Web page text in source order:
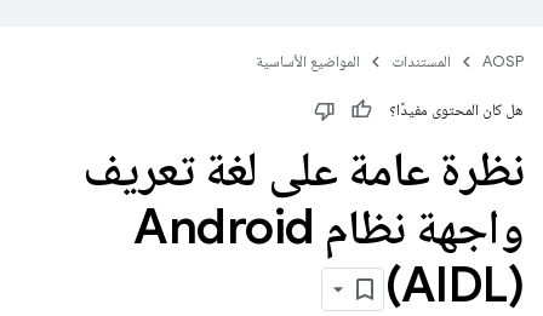
AOSP المستندات المواضيع الأساسية
هل كان المحتوى مفيدًا؟
نظرة عامة على لغة تعريف
واجهة نظام Android
‏(AIDL)